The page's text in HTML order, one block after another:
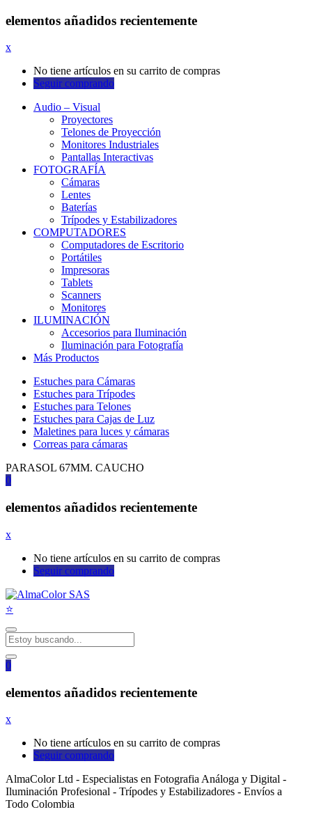
elementos añadidos recientemente
x
No tiene artículos en su carrito de compras
Seguir comprando
Audio – Visual
Proyectores
Telones de Proyección
Monitores Industriales
Pantallas Interactivas
FOTOGRAFÍA
Cámaras
Lentes
Baterías
Trípodes y Estabilizadores
COMPUTADORES
Computadores de Escritorio
Portátiles
Impresoras
Tablets
Scanners
Monitores
ILUMINACIÓN
Accesorios para Iluminación
Iluminación para Fotografía
Más Productos
Estuches para Cámaras
Estuches para Trípodes
Estuches para Telones
Estuches para Cajas de Luz
Maletines para luces y cámaras
Correas para cámaras
PARASOL 67MM. CAUCHO
0
elementos añadidos recientemente
x
No tiene artículos en su carrito de compras
Seguir comprando
0
elementos añadidos recientemente
x
No tiene artículos en su carrito de compras
Seguir comprando
AlmaColor Ltd - Especialistas en Fotografia Análoga y Digital -
Iluminación Profesional - Trípodes y Estabilizadores - Envíos a
Todo Colombia